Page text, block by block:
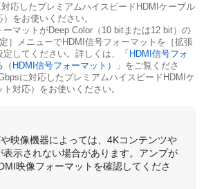
応したプレミアムハイスピードHDMIケーブル
）をお使いください。
ーマットがDeep Color（10 bitまたは12 bit）の
］メニューでHDMI信号フォーマットを［拡張
定してください。詳しくは、「HDMI信号フォ
（HDMI信号フォーマット ）
」をご覧くださ
に対応したプレミアムハイスピードHDMIケ
対応）をお使いください。
映像機器によっては、4Kコンテンツや
表示されない場合があります。アンプが
映像フォーマットを確認してくださ